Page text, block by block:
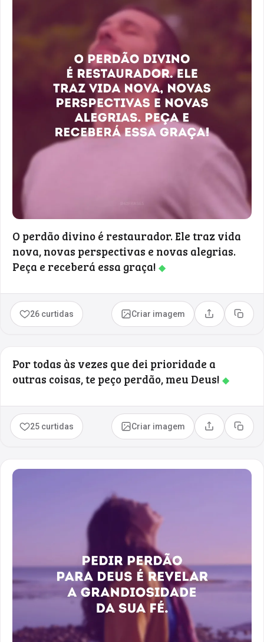
O perdão divino é restaurador. Ele traz vida
nova, novas perspectivas e novas alegrias.
Peça e receberá essa graça! ◆
26 curtidas Criar imagem Compartilhar
Copiar
Por todas às vezes que dei prioridade a
outras coisas, te peço perdão, meu Deus! ◆
25 curtidas Criar imagem Compartilhar
Copiar